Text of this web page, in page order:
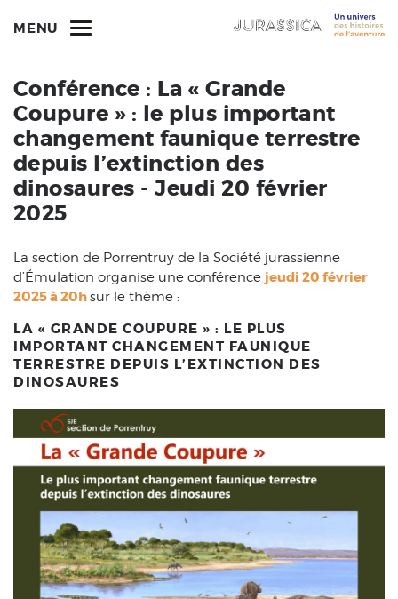
MENU
Conférence : La « Grande
Coupure » : le plus important
changement faunique terrestre
depuis l’extinction des
dinosaures - Jeudi 20 février
2025
La section de Porrentruy de la Société jurassienne
d’Émulation organise une conférence jeudi 20 février
2025 à 20hsur le thème :
LA « GRANDE COUPURE » : LE PLUS
IMPORTANT CHANGEMENT FAUNIQUE
TERRESTRE DEPUIS L’EXTINCTION DES
DINOSAURES